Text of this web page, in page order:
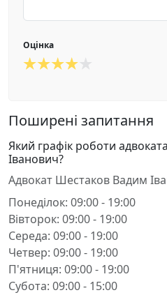
Оцінка
Поширені запитання
Який графік роботи
Іванович?
Адвокат Шестаков Вадим
Понеділок: 09:00 - 19:00
Вівторок: 09:00 - 19:00
Середа: 09:00 - 19:00
Четвер: 09:00 - 19:00
П'ятниця: 09:00 - 19:00
Субота: 09:00 - 15:00